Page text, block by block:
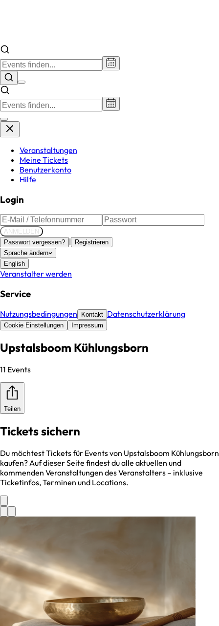
Veranstaltungen
Meine Tickets
Benutzerkonto
Hilfe
Login
ANMELDEN
Passwort vergessen? |
Registrieren
Sprache ändern
English
Veranstalter werden
Service
Nutzungsbedingungen Kontakt Datenschutzerklärung
Cookie Einstellungen Impressum
Upstalsboom Kühlungsborn
11 Events
Teilen
Tickets sichern
Du möchtest Tickets für Events von Upstalsboom Kühlungsborn
kaufen? Auf dieser Seite findest du alle aktuellen und
kommenden Veranstaltungen des Veranstalters – inklusive
Ticketinfos, Terminen und Locations.